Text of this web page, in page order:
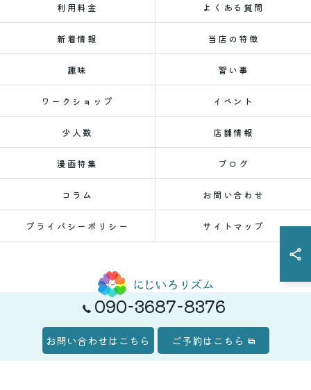
090-3687-8376
お問い合わせはこちら ご予約はこちら
利用料金 よくある質問
新着情報 当店の特徴
趣味 習い事
ワークショップ イベント
少人数 店舗情報
漫画特集 ブログ
コラム お問い合わせ
プライバシーポリシー サイトマップ
© 2026 新潟県新潟市のレンタルスペースならにじいろリズム ALL RIGHTS
RESERVED.